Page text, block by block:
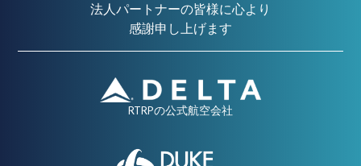
法人パートナーの皆様に心より
感謝申し上げます
RTRPの公式航空会社